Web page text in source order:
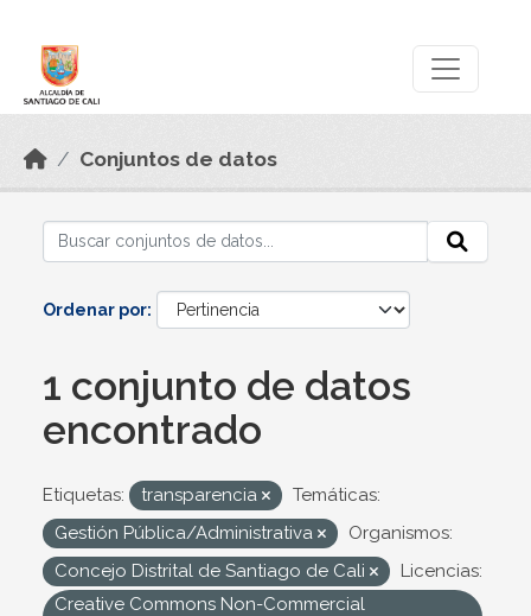
Conjuntos de datos
Ordenar por
1 conjunto de datos
encontrado
Etiquetas: transparencia
Temáticas:
Gestión Pública/Administrativa
Organismos:
Concejo Distrital de Santiago de Cali
Licencias:
Creative Commons Non-Commercial